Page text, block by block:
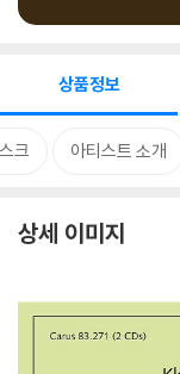
상품정보
크 아티스트 소개
상세 이미지